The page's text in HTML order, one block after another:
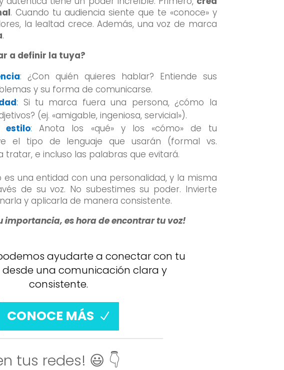
. Cuando tu audiencia siente que te «conoce» y
la lealtad crece. Además, una voz de marca
.
a definir la tuya?
: ¿Con quién quieres hablar? Entiende sus
y su forma de comunicarse.
: Si tu marca fuera una persona, ¿cómo la
(ej. «amigable, ingeniosa, servicial»).
estilo: Anota los «qué» y los «cómo» de tu
el tipo de lenguaje que usarán (formal vs.
tratar, e incluso las palabras que evitará.
es una entidad con una personalidad, y la misma
de su voz. No subestimes su poder. Invierte
y aplicarla de manera consistente.
importancia, es hora de encontrar tu voz!
ayudarte a conectar con tu
una comunicación clara y
consistente.
CONOCE MÁS
tus redes! 😃 👇